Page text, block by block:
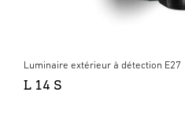
Luminaire extérieur à détection E27
L 14 S